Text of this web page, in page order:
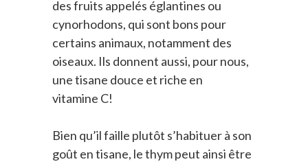
des fruits appelés églantines ou
cynorhodons, qui sont bons pour
certains animaux, notamment des
oiseaux. Ils donnent aussi, pour nous,
une tisane douce et riche en
vitamine C!
Bien qu’il faille plutôt s’habituer à son
goût en tisane, le thym peut ainsi être